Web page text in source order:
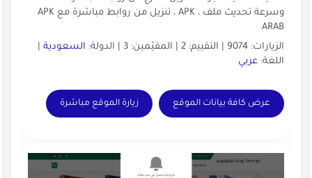
وسرعة تحديث ملف ، APK ، تنزيل من روابط مباشرة مع APK
ARAB
الزيارات: 9074 | التقييم: 2 | المقيّمين: 3 | الدولة:
السعودية|
اللغة: عربي
عرض كافة بيانات الموقع زيارة الموقع مباشرة